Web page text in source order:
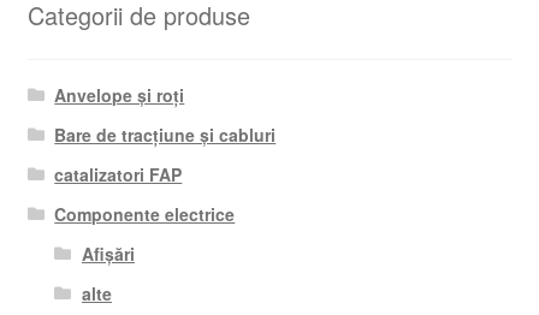
Categorii de produse
Anvelope și roți
Bare de tracțiune și cabluri
catalizatori FAP
Componente electrice
Afișări
alte